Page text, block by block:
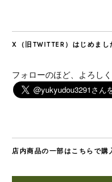
X（旧TWITTER）はじめまし
フォローのほど、よろし
店内商品の一部はこちらで購